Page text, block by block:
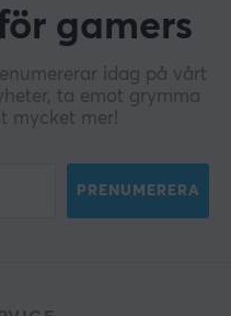
gamers
idag på vårt
ta emot grymma
mycket mer!
PRENUMERERA